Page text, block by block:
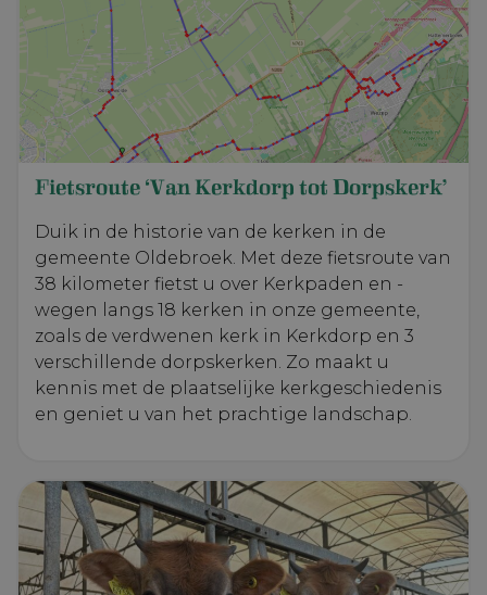
Fietsroute ‘Van Kerkdorp tot Dorpskerk’
Duik in de historie van de kerken in de
gemeente Oldebroek. Met deze fietsroute van
38 kilometer fietst u over Kerkpaden en -
wegen langs 18 kerken in onze gemeente,
zoals de verdwenen kerk in Kerkdorp en 3
verschillende dorpskerken. Zo maakt u
kennis met de plaatselijke kerkgeschiedenis
en geniet u van het prachtige landschap.